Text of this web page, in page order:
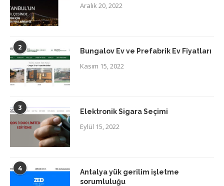
Aralık 20, 2022
2 Bungalov Ev ve Prefabrik Ev Fiyatları
Kasım 15, 2022
3 Elektronik Sigara Seçimi
Eylül 15, 2022
4
Antalya yük gerilim işletme
sorumluluğu